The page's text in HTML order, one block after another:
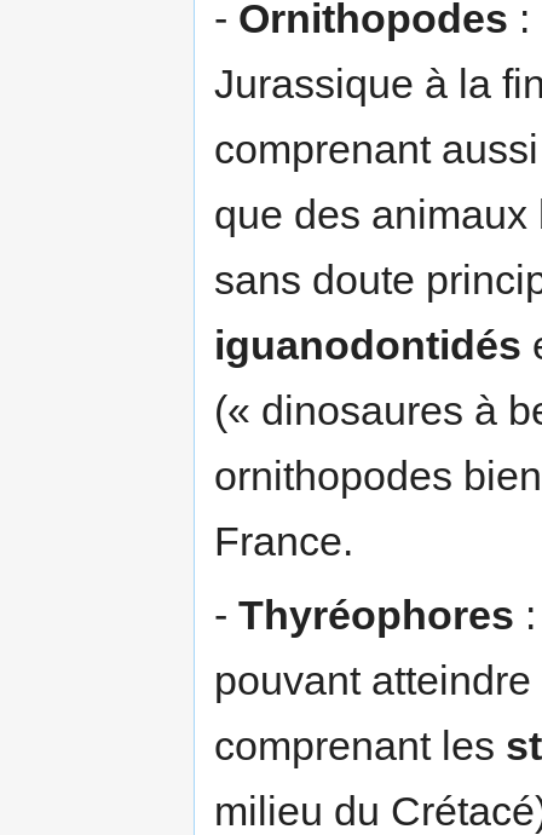
- Ornithopodes
Jurassique à la
comprenant
que des
sans doute
iguanodontidés
(« dinosaures à
ornithopodes
France.
- Thyréophores
pouvant
comprenant les
milieu du